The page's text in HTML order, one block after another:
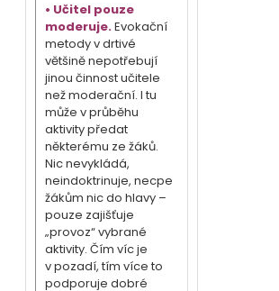
• Učitel pouze
moderuje.Evokační
metody v drtivé
většině nepotřebují
jinou činnost učitele
než moderační. I tu
může v průběhu
aktivity předat
některému ze žáků.
Nic nevykládá,
neindoktrinuje, necpe
žákům nic do hlavy –
pouze zajišťuje
„provoz“ vybrané
aktivity. Čím víc je
v pozadí, tím více to
podporuje dobré